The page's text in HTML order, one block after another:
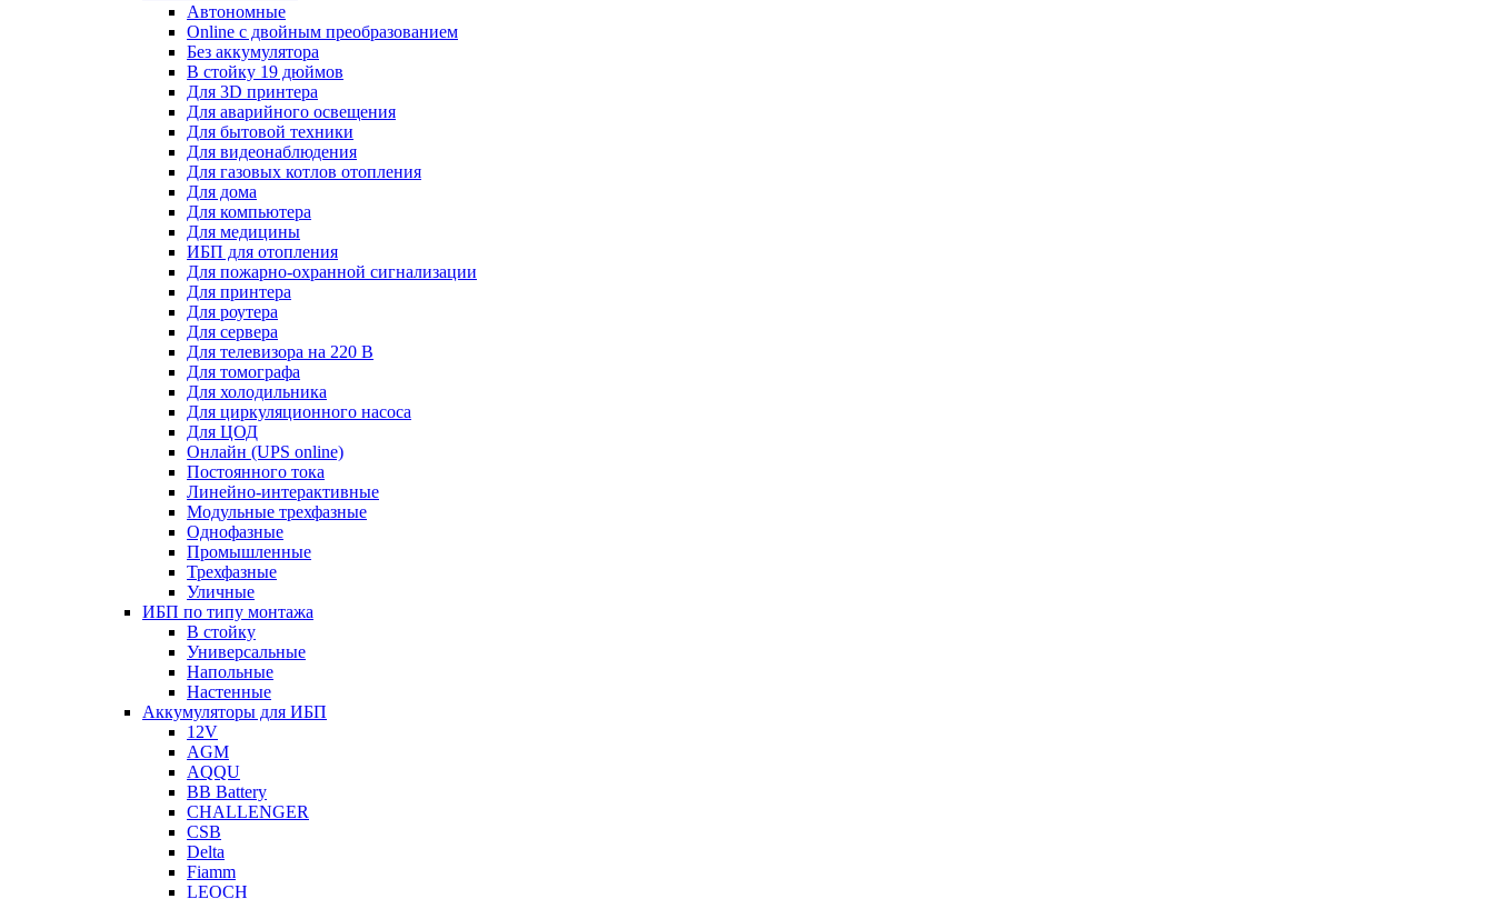
Автономные
Online с двойным преобразованием
Без аккумулятора
В стойку 19 дюймов
Для 3D принтера
Для аварийного освещения
Для бытовой техники
Для видеонаблюдения
Для газовых котлов отопления
Для дома
Для компьютера
Для медицины
ИБП для отопления
Для пожарно-охранной сигнализации
Для принтера
Для роутера
Для сервера
Для телевизора на 220 В
Для томографа
Для холодильника
Для циркуляционного насоса
Для ЦОД
Онлайн (UPS online)
Постоянного тока
Линейно-интерактивные
Модульные трехфазные
Однофазные
Промышленные
Трехфазные
Уличные
ИБП по типу монтажа
В стойку
Универсальные
Напольные
Настенные
Аккумуляторы для ИБП
12V
AGM
AQQU
BB Battery
CHALLENGER
CSB
Delta
Fiamm
LEOCH